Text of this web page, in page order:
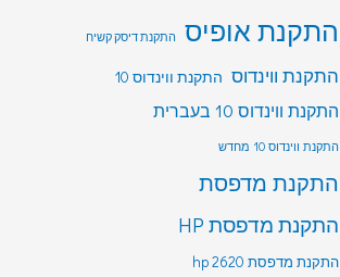
התקנת אופיס התקנת דיסק קשיח
התקנת ווינדוס התקנת ווינדוס 10
התקנת ווינדוס 10 בעברית
התקנת ווינדוס 10 מחדש
התקנת מדפסת
התקנת מדפסת HP
התקנת מדפסת hp 2620